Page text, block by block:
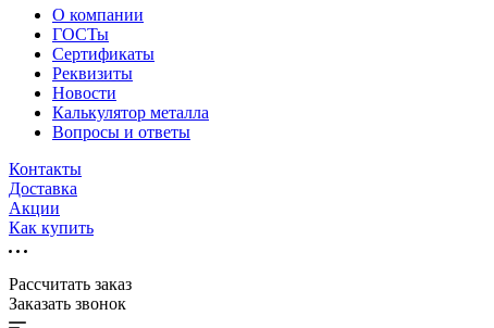
О компании
ГОСТы
Сертификаты
Реквизиты
Новости
Калькулятор металла
Вопросы и ответы
Контакты
Доставка
Акции
Как купить
Рассчитать заказ
Заказать звонок